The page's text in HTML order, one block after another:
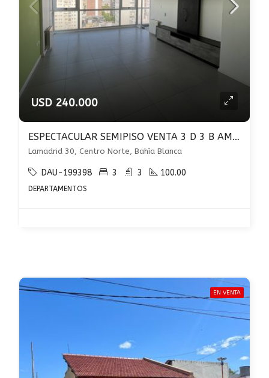
USD 240.000
ESPECTACULAR SEMIPISO VENTA 3 D 3 B AMPLIO BALCON. QUINCHO TERRAZA LAMADRID 30 U$S 240.000
Lamadrid 30, Centro Norte, Bahía Blanca
DAU-199398 3 3 100.00
DEPARTAMENTOS
EN VENTA